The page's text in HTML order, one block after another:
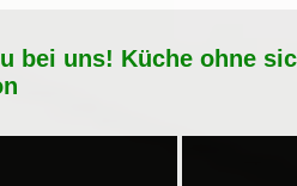
bei uns! Küche ohne